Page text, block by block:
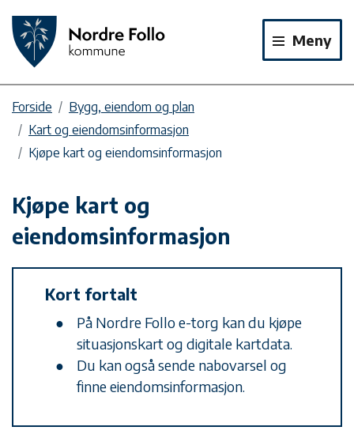
Meny
Forside
Bygg, eiendom og plan
Kart og eiendomsinformasjon
Kjøpe kart og eiendomsinformasjon
Kjøpe kart og
eiendomsinformasjon
Kort fortalt
På Nordre Follo e-torg kan du kjøpe
situasjonskart og digitale kartdata.
Du kan også sende nabovarsel og
finne eiendomsinformasjon.